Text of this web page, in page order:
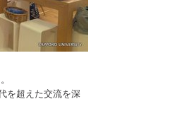
を超えた交流を深